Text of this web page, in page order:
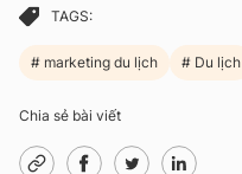
TAGS:
marketing du lịch Du lịch
Chia sẻ bài viết